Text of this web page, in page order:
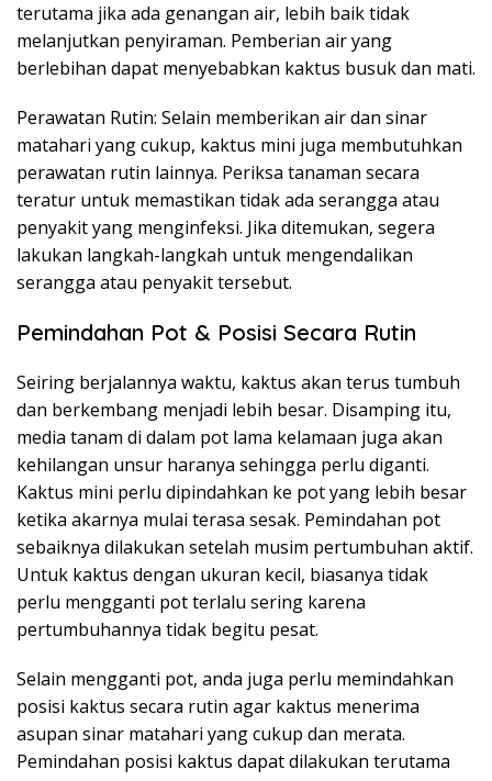
terutama jika ada genangan air, lebih baik tidak
melanjutkan penyiraman. Pemberian air yang
berlebihan dapat menyebabkan kaktus busuk dan mati.
Perawatan Rutin: Selain memberikan air dan sinar
matahari yang cukup, kaktus mini juga membutuhkan
perawatan rutin lainnya. Periksa tanaman secara
teratur untuk memastikan tidak ada serangga atau
penyakit yang menginfeksi. Jika ditemukan, segera
lakukan langkah-langkah untuk mengendalikan
serangga atau penyakit tersebut.
Pemindahan Pot & Posisi Secara Rutin
Seiring berjalannya waktu, kaktus akan terus tumbuh
dan berkembang menjadi lebih besar. Disamping itu,
media tanam di dalam pot lama kelamaan juga akan
kehilangan unsur haranya sehingga perlu diganti.
Kaktus mini perlu dipindahkan ke pot yang lebih besar
ketika akarnya mulai terasa sesak. Pemindahan pot
sebaiknya dilakukan setelah musim pertumbuhan aktif.
Untuk kaktus dengan ukuran kecil, biasanya tidak
perlu mengganti pot terlalu sering karena
pertumbuhannya tidak begitu pesat.
Selain mengganti pot, anda juga perlu memindahkan
posisi kaktus secara rutin agar kaktus menerima
asupan sinar matahari yang cukup dan merata.
Pemindahan posisi kaktus dapat dilakukan terutama